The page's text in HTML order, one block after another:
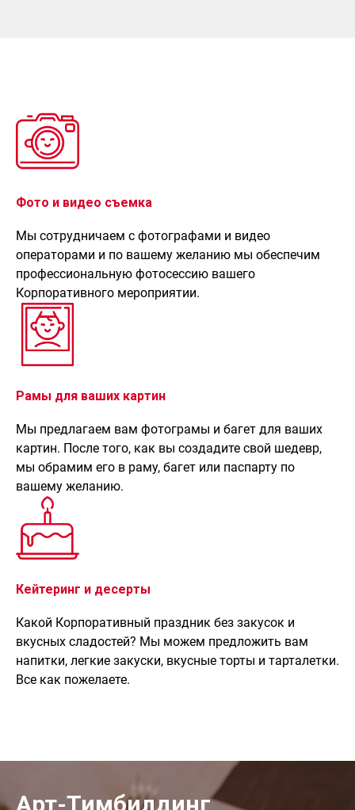
Фото и видео съемка
Мы сотрудничаем с фотографами и видео
операторами и по вашему желанию мы обеспечим
профессиональную фотосессию вашего
Корпоративного мероприятии.
Рамы для ваших картин
Мы предлагаем вам фотограмы и багет для ваших
картин. После того, как вы создадите свой шедевр,
мы обрамим его в раму, багет или паспарту по
вашему желанию.
Кейтеринг и десерты
Какой Корпоративный праздник без закусок и
вкусных сладостей? Мы можем предложить вам
напитки, легкие закуски, вкусные торты и тарталетки.
Все как пожелаете.
Арт-Тимбилдинг